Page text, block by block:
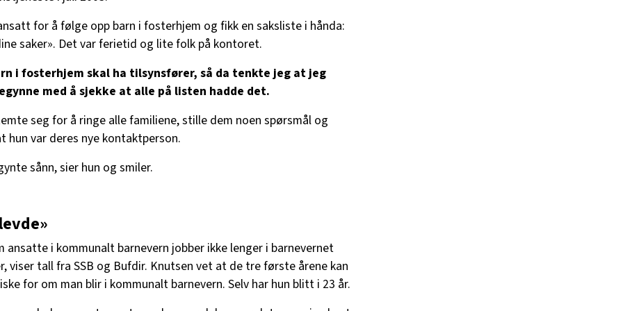
for å følge opp barn i fosterhjem og fikk en saksliste i hånda:
saker». Det var ferietid og lite folk på kontoret.
i fosterhjem skal ha tilsynsfører, så da tenkte jeg at jeg
med å sjekke at alle på listen hadde det.
seg for å ringe alle familiene, stille dem noen spørsmål og
hun var deres nye kontaktperson.
sånn, sier hun og smiler.
ansatte i kommunalt barnevern jobber ikke lenger i barnevernet
viser tall fra SSB og Bufdir. Knutsen vet at de tre første årene kan
for om man blir i kommunalt barnevern. Selv har hun blitt i 23 år.